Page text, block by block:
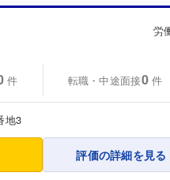
労
件 転職・中途面接0 件
地3
評価の詳細を見る